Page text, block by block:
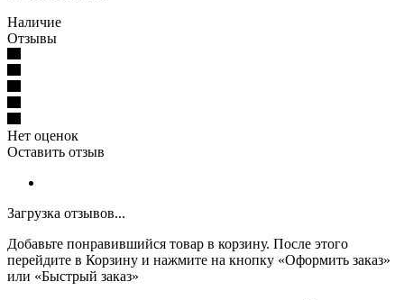
Наличие
Отзывы
Нет оценок
Оставить отзыв
Загрузка отзывов...
Добавьте понравившийся товар в корзину. После этого
перейдите в Корзину и нажмите на кнопку «Оформить заказ»
или «Быстрый заказ»